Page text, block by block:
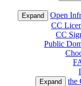
Open
Expand
CC
CC
Public
the
Expand